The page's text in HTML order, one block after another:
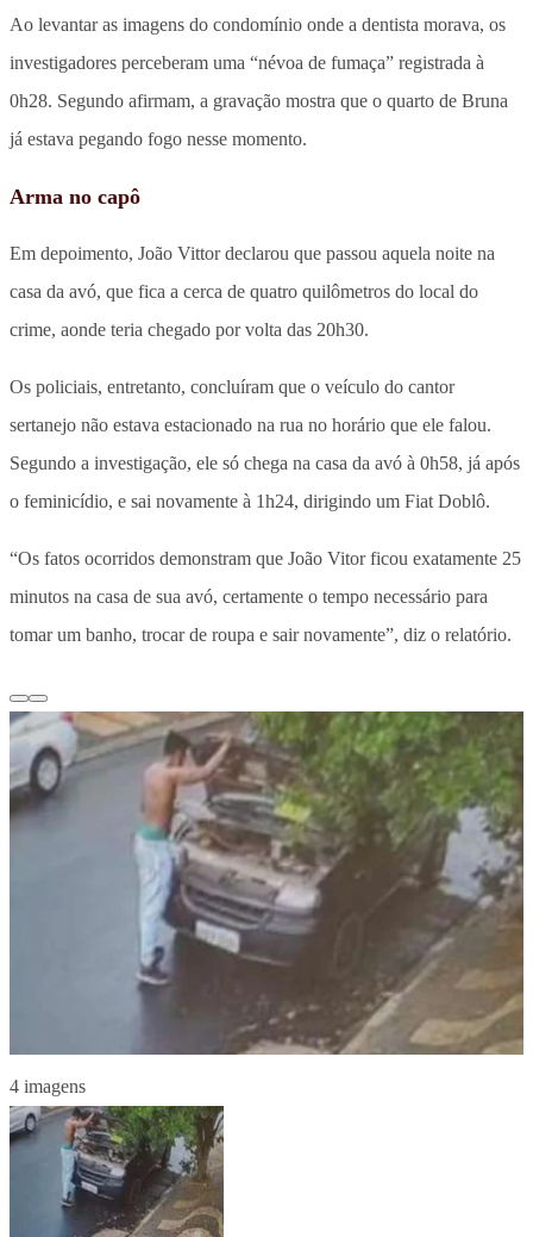
Ao levantar as imagens do condomínio onde a dentista morava, os
investigadores perceberam uma “névoa de fumaça” registrada à
0h28. Segundo afirmam, a gravação mostra que o quarto de Bruna
já estava pegando fogo nesse momento.
Arma no capô
Em depoimento, João Vittor declarou que passou aquela noite na
casa da avó, que fica a cerca de quatro quilômetros do local do
crime, aonde teria chegado por volta das 20h30.
Os policiais, entretanto, concluíram que o veículo do cantor
sertanejo não estava estacionado na rua no horário que ele falou.
Segundo a investigação, ele só chega na casa da avó à 0h58, já após
o feminicídio, e sai novamente à 1h24, dirigindo um Fiat Doblô.
“Os fatos ocorridos demonstram que João Vitor ficou exatamente 25
minutos na casa de sua avó, certamente o tempo necessário para
tomar um banho, trocar de roupa e sair novamente”, diz o relatório.
4 imagens